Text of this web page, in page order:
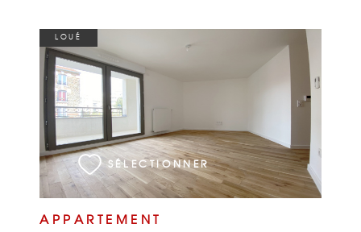
APPARTEMENT
LOUÉ
SÉLECTIONNER
VOIR LE BIEN